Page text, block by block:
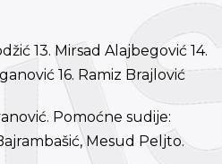
13. Mirsad Alajbegović 14.
16. Ramiz Brajlović
Pomoćne sudije:
Mesud Peljto.